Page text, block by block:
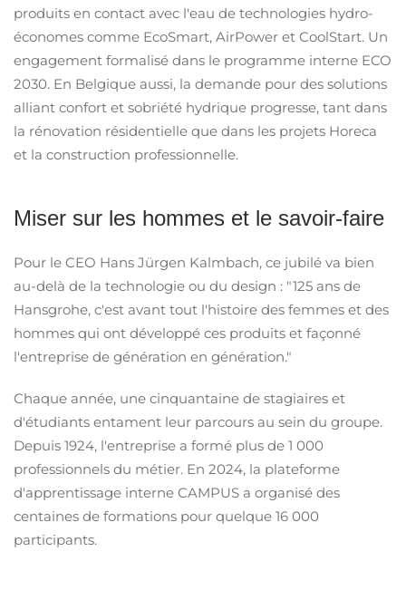
produits en contact avec l'eau de technologies hydro-
économes comme EcoSmart, AirPower et CoolStart. Un
engagement formalisé dans le programme interne ECO
2030. En Belgique aussi, la demande pour des solutions
alliant confort et sobriété hydrique progresse, tant dans
la rénovation résidentielle que dans les projets Horeca
et la construction professionnelle. ​
Miser sur les hommes et le savoir-faire ​
Pour le CEO Hans Jürgen Kalmbach, ce jubilé va bien
au-delà de la technologie ou du design : "125 ans de
Hansgrohe, c'est avant tout l'histoire des femmes et des
hommes qui ont développé ces produits et façonné
l'entreprise de génération en génération."
Chaque année, une cinquantaine de stagiaires et
d'étudiants entament leur parcours au sein du groupe.
Depuis 1924, l'entreprise a formé plus de 1 000
professionnels du métier. En 2024, la plateforme
d'apprentissage interne CAMPUS a organisé des
centaines de formations pour quelque 16 000
participants. ​